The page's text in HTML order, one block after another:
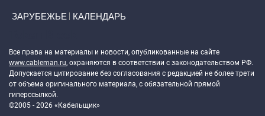
ЗАРУБЕЖЬЕ КАЛЕНДАРЬ
Все права на материалы и новости, опубликованные на сайте
www.cableman.ru, охраняются в соответствии с законодательством РФ.
Допускается цитирование без согласования с редакцией не более трети
от объема оригинального материала, с обязательной прямой
гиперссылкой.
©2005 - 2026 «Кабельщик»